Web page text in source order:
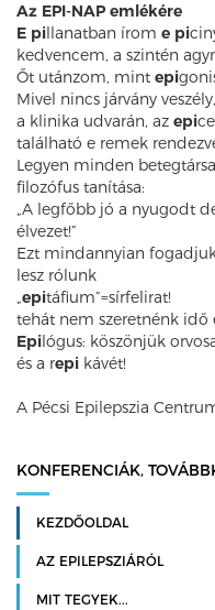
Az EPI-NAP emlékére
E pi llanatban írom e pi
kedvencem, a szintén
Őt utánzom, mint epi
Mivel nincs járvány veszély,
a klinika udvarán, az epi
található e remek
Legyen minden
filozófus tanítása:
„A legfőbb jó a nyugodt
élvezet!”
Ezt mindannyian
lesz rólunk
„epitáfium”=sírfelirat!
tehát nem szeretnénk idő
Epi lógus: köszönjük
és a repi kávét!
A Pécsi Epilepszia
KONFERENCIÁK,
KEZDŐOLDAL
AZ EPILEPSZIÁRÓL
MIT TEGYEK...